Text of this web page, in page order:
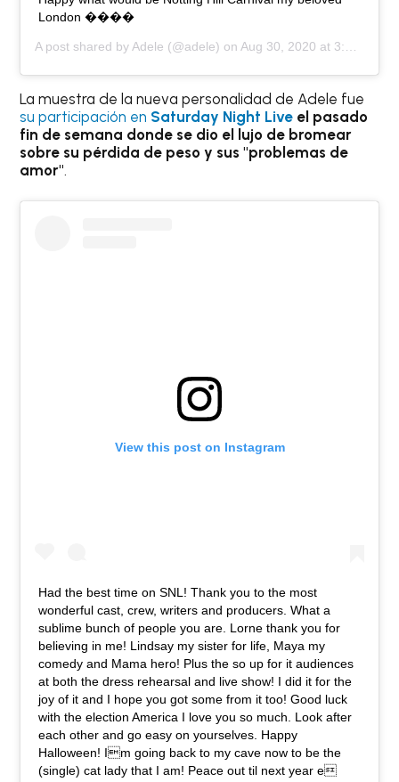
London ����
A post shared by Adele (@adele) on Aug 30, 2020 at 3:17pm PDT
La muestra de la nueva personalidad de Adele fue
su participación en Saturday Night Live el pasado
fin de semana donde se dio el lujo de bromear
sobre su pérdida de peso y sus "problemas de
amor".
View this post on Instagram
Had the best time on SNL! Thank you to the most
wonderful cast, crew, writers and producers. What a
sublime bunch of people you are. Lorne thank you for
believing in me! Lindsay my sister for life, Maya my
comedy and Mama hero! Plus the so up for it audiences
at both the dress rehearsal and live show! I did it for the
joy of it and I hope you got some from it too! Good luck
with the election America I love you so much. Look after
each other and go easy on yourselves. Happy
Halloween! Im going back to my cave now to be the
(single) cat lady that I am! Peace out til next year e